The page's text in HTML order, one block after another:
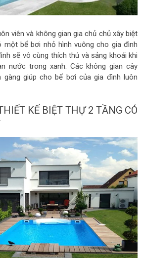
viên và không gian gia chủ chủ xây biệt
bể bơi nhỏ hình vuông cho gia đình
sẽ vô cùng thích thú và sảng khoái khi
nước trong xanh. Các không gian cây
giúp cho bể bơi của gia đình luôn
KẾ BIỆT THỰ 2 TẦNG CÓ